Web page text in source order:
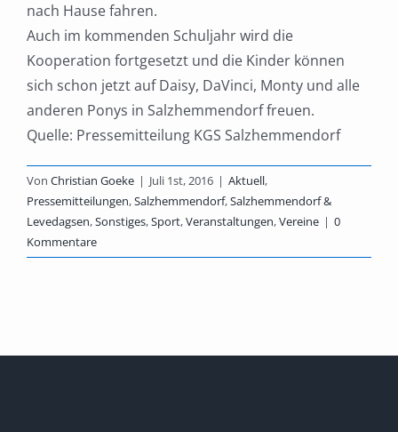
nach Hause fahren.
Auch im kommenden Schuljahr wird die
Kooperation fortgesetzt und die Kinder können
sich schon jetzt auf Daisy, DaVinci, Monty und alle
anderen Ponys in Salzhemmendorf freuen.
Quelle: Pressemitteilung KGS Salzhemmendorf
Von Christian Goeke | Juli 1st, 2016 | Aktuell,
Pressemitteilungen,Salzhemmendorf,Salzhemmendorf &
Levedagsen,Sonstiges,Sport,Veranstaltungen,Vereine | 0
Kommentare